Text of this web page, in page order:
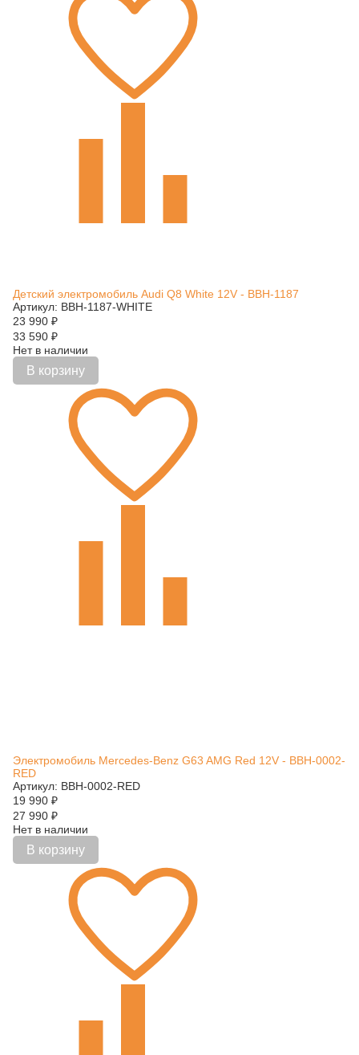
Детский электромобиль Audi Q8 White 12V - BBH-1187
Артикул: BBH-1187-WHITE
23 990 ₽
33 590 ₽
Нет в наличии
В корзину
Электромобиль Mercedes-Benz G63 AMG Red 12V - BBH-0002-
RED
Артикул: BBH-0002-RED
19 990 ₽
27 990 ₽
Нет в наличии
В корзину